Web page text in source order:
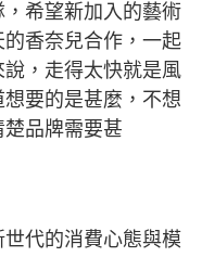
希望新加入的藝術
香奈兒合作，一起
，走得太快就是風
要的是甚麼，不想
品牌需要甚
代的消費心態與模